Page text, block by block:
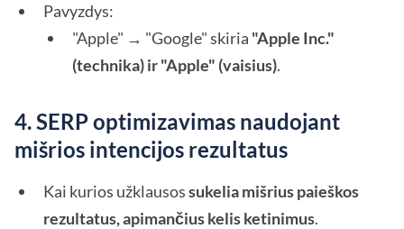
Pavyzdys:
"Apple" → "Google" skiria "Apple Inc."
(technika) ir "Apple" (vaisius).
4. SERP optimizavimas naudojant
mišrios intencijos rezultatus
Kai kurios užklausossukelia mišrius paieškos
rezultatus, apimančius kelis ketinimus.